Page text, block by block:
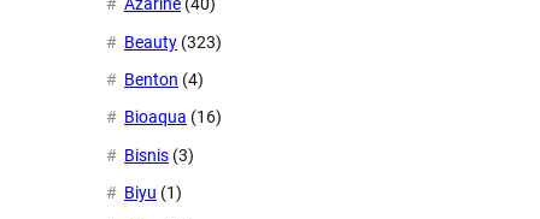
Azarine (40)
Beauty (323)
Benton (4)
Bioaqua (16)
Bisnis (3)
Biyu (1)